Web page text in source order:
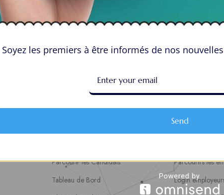
Espaces Candidats
Parcourir les Candidats
Tableau de Bord
Espace
Parcourirs les
Login
Soyez les premiers à être informés de nos
Send